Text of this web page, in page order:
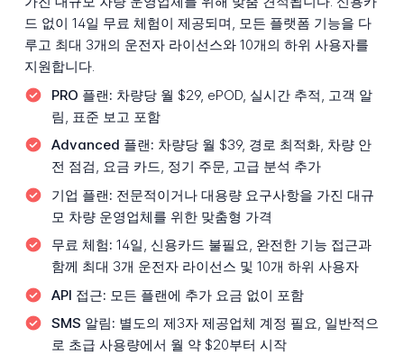
드 없이 14일 무료 체험이 제공되며, 모든 플랫폼 기능을 다
루고 최대 3개의 운전자 라이선스와 10개의 하위 사용자를
지원합니다.
PRO 플랜: 차량당 월 $29, ePOD, 실시간 추적, 고객 알
림, 표준 보고 포함
Advanced 플랜: 차량당 월 $39, 경로 최적화, 차량 안
전 점검, 요금 카드, 정기 주문, 고급 분석 추가
기업 플랜: 전문적이거나 대용량 요구사항을 가진 대규
모 차량 운영업체를 위한 맞춤형 가격
무료 체험: 14일, 신용카드 불필요, 완전한 기능 접근과
함께 최대 3개 운전자 라이선스 및 10개 하위 사용자
API 접근: 모든 플랜에 추가 요금 없이 포함
SMS 알림: 별도의 제3자 제공업체 계정 필요, 일반적으
로 초급 사용량에서 월 약 $20부터 시작